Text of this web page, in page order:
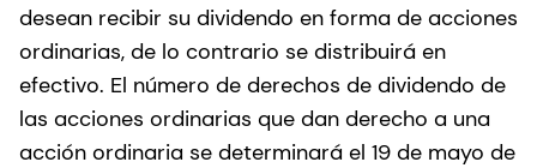
desean recibir su dividendo en forma de acciones
ordinarias, de lo contrario se distribuirá en
efectivo. El número de derechos de dividendo de
las acciones ordinarias que dan derecho a una
acción ordinaria se determinará el 19 de mayo de